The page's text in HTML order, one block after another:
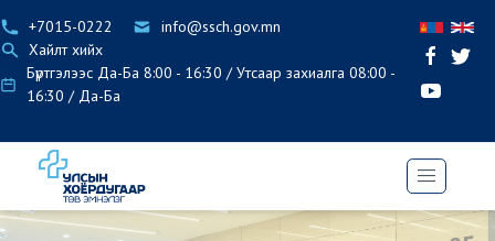
+7015-0222
info@ssch.gov.mn
Хайлт хийх
Бүртгэлээс Да-Ба 8:00 - 16:30 / Утсаар захиалга 08:00 -
16:30 / Да-Ба